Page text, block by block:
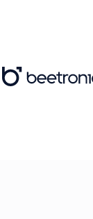
pouces
et
des options de
et